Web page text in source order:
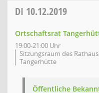
DI 10.12.2019
Ortschaftsrat
19:00-21:00 Uhr
Sitzungsraum des
Tangerhütte
Öffentliche